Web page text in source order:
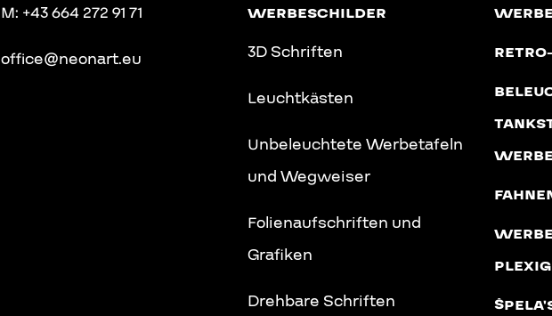
Špela's label
M: +43 664 272 91 71
office@neonart.eu
WERBESCHILDER
3D Schriften
Leuchtkästen
Unbeleuchtete Werbetafeln
und Wegweiser
Folienaufschriften und
Grafiken
Drehbare Schriften